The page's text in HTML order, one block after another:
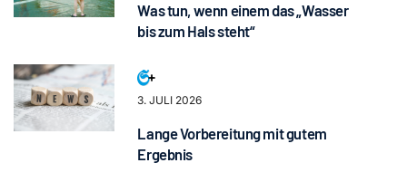
Was tun, wenn einem das „Wasser
bis zum Hals steht“
3. JULI 2026
Lange Vorbereitung mit gutem
Ergebnis